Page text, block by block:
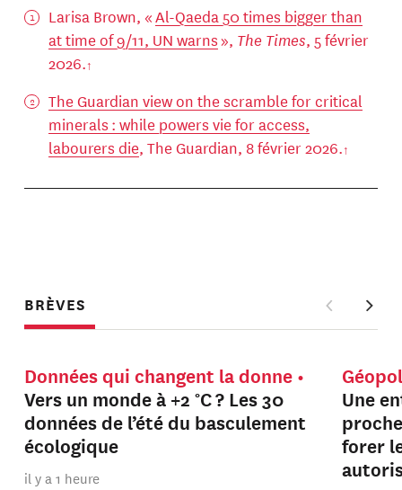
Larisa Brown, «Al-Qaeda 50 times bigger than
at time of 9/11, UN warns», The Times, 5 février
2026.
The Guardian view on the scramble for critical
minerals : while powers vie for access,
labourers die, The Guardian, 8 février 2026.
BRÈVES
Données qui changent la donne
Vers un monde à +2 °C ? Les 30
données de l’été du basculement
écologique
il y a 1 heure
Une
forer